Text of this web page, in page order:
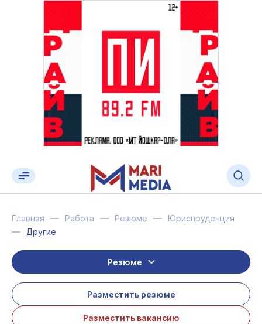
Главная Работа Резюме
Юриспруденция
Другие
Разместить резюме
Разместить вакансию
Резюме